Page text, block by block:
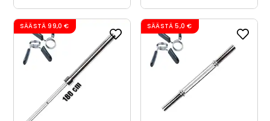
SÄÄSTÄ 99,0 € SÄÄSTÄ 5,0 €